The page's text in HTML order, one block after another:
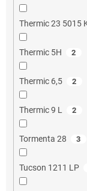
Thermic 23 5015
Thermic 5H 2
Thermic 6,5 2
Thermic 9 L 2
Tormenta 28 3
Tucson 1211 LP